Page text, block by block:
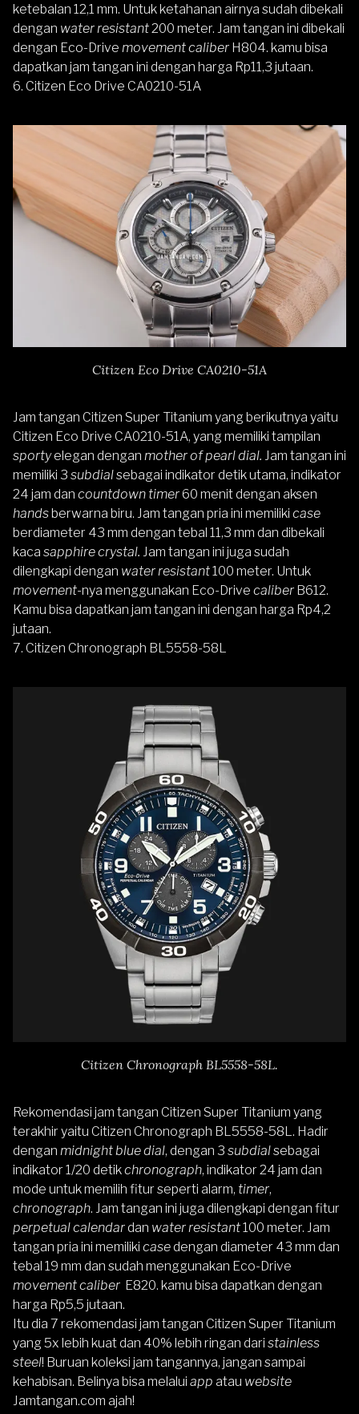
ketebalan 12,1 mm. Untuk ketahanan airnya sudah dibekali
dengan water resistant200 meter. Jam tangan ini dibekali
dengan Eco-Drive movement caliber H804. kamu bisa
dapatkan jam tangan ini dengan harga Rp11,3 jutaan.
6. Citizen Eco Drive CA0210-51A
Citizen Eco Drive CA0210-51A
Jam tangan Citizen Super Titanium yang berikutnya yaitu
Citizen Eco Drive CA0210-51A, yang memiliki tampilan
sportyelegan dengan mother of pearl dial. Jam tangan ini
memiliki 3 subdialsebagai indikator detik utama, indikator
24 jam dan countdown timer60 menit dengan aksen
handsberwarna biru. Jam tangan pria ini memiliki case
berdiameter 43 mm dengan tebal 11,3 mm dan dibekali
kaca sapphire crystal. Jam tangan ini juga sudah
dilengkapi dengan water resistant100 meter. Untuk
movement-nya menggunakan Eco-Drive caliber B612.
Kamu bisa dapatkan jam tangan ini dengan harga Rp4,2
jutaan.
7. Citizen Chronograph BL5558-58L
Citizen Chronograph BL5558-58L.
Rekomendasi jam tangan Citizen Super Titanium yang
terakhir yaitu Citizen Chronograph BL5558-58L. Hadir
dengan midnight bluedial, dengan 3 subdialsebagai
indikator 1/20 detikchronograph, indikator 24 jam dan
mode untuk memilih fitur seperti alarm, timer,
chronograph. Jam tangan ini juga dilengkapi dengan fitur
perpetual calendardan water resistant100 meter. Jam
tangan pria ini memiliki casedengan diameter 43 mm dan
tebal 19 mm dan sudah menggunakan Eco-Drive
movementcaliber E820. kamu bisa dapatkan dengan
harga Rp5,5 jutaan.
Itu dia 7 rekomendasi jam tangan Citizen Super Titanium
yang 5x lebih kuat dan 40% lebih ringan dari stainless
steel! Buruan koleksi jam tangannya, jangan sampai
kehabisan. Belinya bisa melalui app atau website
Jamtangan.com ajah!